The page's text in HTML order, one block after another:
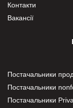
Контакти
Вакансії
Постачальники
Постачальники
Постачальники